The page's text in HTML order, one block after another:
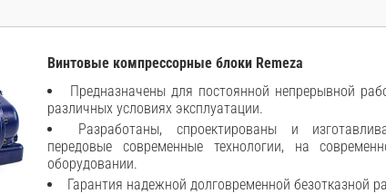
Винтовые компрессорные блоки Remeza
Предназначены для постоянной непрерывной
различных условиях эксплуатации.
Разработаны, спроектированы и
передовые современные технологии, на
оборудовании.
Гарантия надежной долговременной безотказной